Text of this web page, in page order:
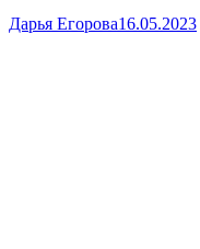
Дарья Егорова16.05.2023